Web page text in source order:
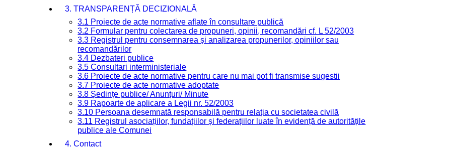
3. TRANSPARENȚĂ DECIZIONALĂ
3.1 Proiecte de acte normative aflate în consultare publică
3.2 Formular pentru colectarea de propuneri, opinii, recomandări cf. L 52/2003
3.3 Registrul pentru consemnarea și analizarea propunerilor, opiniilor sau
recomandărilor
3.4 Dezbateri publice
3.5 Consultari interministeriale
3.6 Proiecte de acte normative pentru care nu mai pot fi transmise sugestii
3.7 Proiecte de acte normative adoptate
3.8 Ședințe publice/ Anunțuri/ Minute
3.9 Rapoarte de aplicare a Legii nr. 52/2003
3.10 Persoana desemnată responsabilă pentru relația cu societatea civilă
3.11 Registrul asociațiilor, fundațiilor și federațiilor luate în evidență de autoritățile
publice ale Comunei
4. Contact